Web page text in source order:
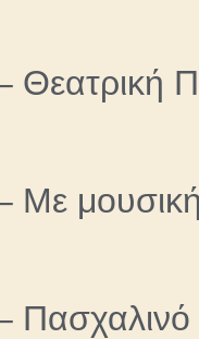
Θεατρική
Με μουσική